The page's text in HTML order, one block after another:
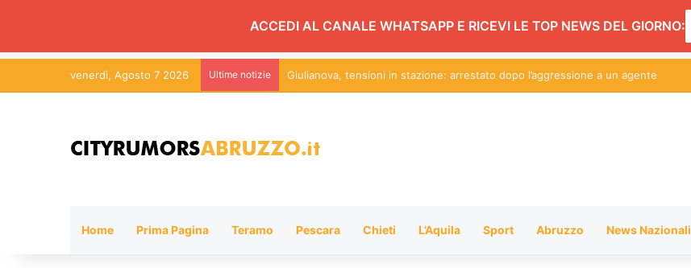
ACCEDI AL CANALE WHATSAPP E RICEVI LE TOP NEWS DEL GIORNO:
venerdì, Agosto 7 2026 Ultime notizie Centri per la famiglia: fondi per Val Vibrata, Silvi e Valfino
Home Prima Pagina Teramo Pescara Chieti L’Aquila Sport Abruzzo News Nazionali